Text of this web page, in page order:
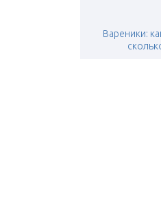
Вареники: